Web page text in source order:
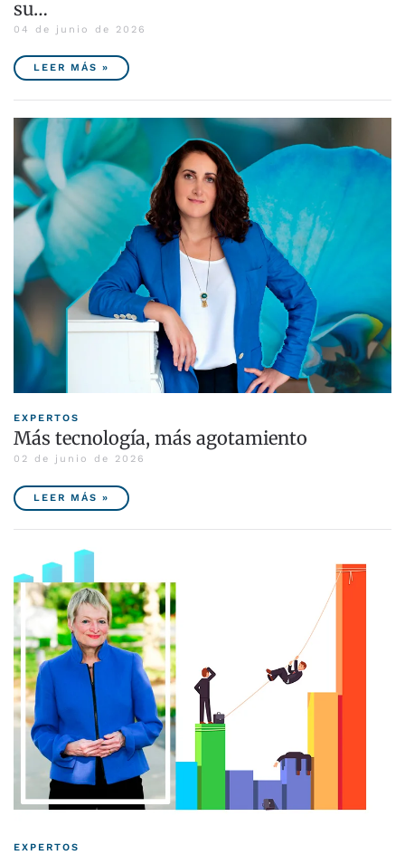
su…
04 de junio de 2026
LEER MÁS »
EXPERTOS
Más tecnología, más agotamiento
02 de junio de 2026
LEER MÁS »
EXPERTOS